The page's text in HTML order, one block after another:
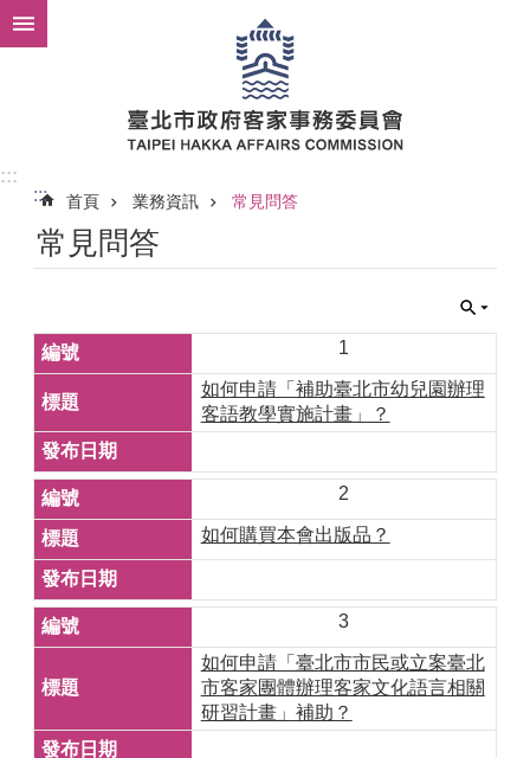
跳到主要內容區塊
:::
:::
首頁 業務資訊 常見問答
常見問答
1
如何申請「補助臺北市幼兒園辦理
客語教學實施計畫」？
2
如何購買本會出版品？
3
如何申請「臺北市市民或立案臺北
市客家團體辦理客家文化語言相關
研習計畫」補助？